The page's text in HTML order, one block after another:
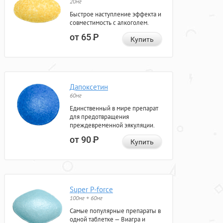
Быстрое наступление эффекта и
совместимость с алкоголем.
от 65Р Купить
Дапоксетин
60мг
Единственный в мире препарат
для предотвращения
преждевременной эякуляции.
от 90Р Купить
Super P-force
100мг + 60мг
Самые популярные препараты в
одной таблетке — Виагра и